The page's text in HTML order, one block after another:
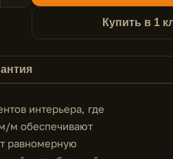
Купить в 1
интерьера, где
м обеспечивают
равномерную